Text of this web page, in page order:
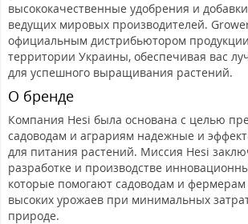
высококачественные удобрения и
ведущих мировых производителей.
официальным дистрибьютором
территории Украины, обеспечивая вас
для успешного выращивания растений.
О бренде
Компания Hesi была основана с целью
садоводам и аграриям надежные и
для питания растений. Миссия Hesi
разработке и производстве
которые помогают садоводам и фермерам
высоких урожаев при минимальных
природе.